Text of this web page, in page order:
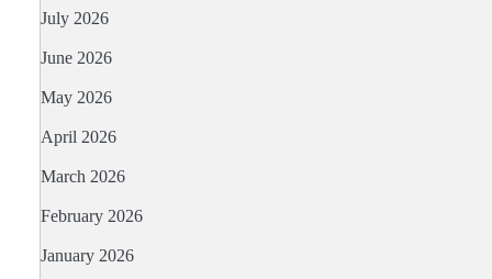
July 2026
June 2026
May 2026
April 2026
March 2026
February 2026
January 2026